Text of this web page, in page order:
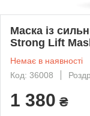
Маска із
Strong Lift
Немає в наявності
Код: 36008
1 380 ₴